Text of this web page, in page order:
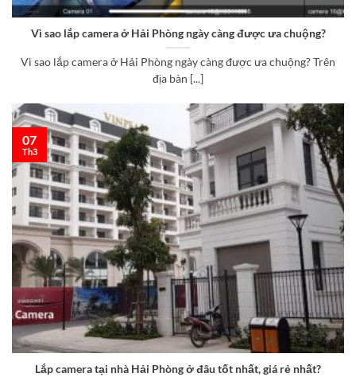
Vì sao lắp camera ở Hải Phòng ngày càng được ưa chuộng?
Vì sao lắp camera ở Hải Phòng ngày càng được ưa chuộng? Trên
địa bàn [...]
Lắp camera tại nhà Hải Phòng ở đâu tốt nhất, giá rẻ nhất?
07
Th3